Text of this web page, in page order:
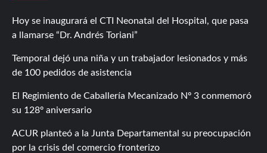
Hoy se inaugurará el CTI Neonatal del Hospital, que pasa
a llamarse “Dr. Andrés Toriani”
Temporal dejó una niña y un trabajador lesionados y más
de 100 pedidos de asistencia
El Regimiento de Caballería Mecanizado Nº 3 conmemoró
su 128º aniversario
ACUR planteó a la Junta Departamental su preocupación
por la crisis del comercio fronterizo